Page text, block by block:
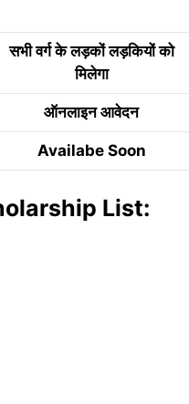
सभी वर्ग के लड़कों लड़कियों को
मिलेगा
ऑनलाइन आवेदन
Availabe Soon
List: